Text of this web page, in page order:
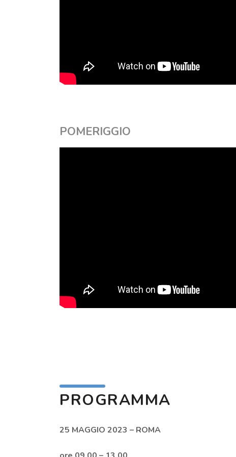
POMERIGGIO
PROGRAMMA
25 MAGGIO 2023 – ROMA